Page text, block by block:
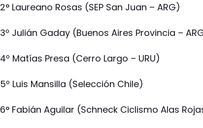
2° Laureano Rosas (SEP San Juan – ARG)
3º Julián Gaday (Buenos Aires Provincia –
4º Matías Presa (Cerro Largo – URU)
5º Luis Mansilla (Selección Chile)
6° Fabián Aguilar (Schneck Ciclismo Alas